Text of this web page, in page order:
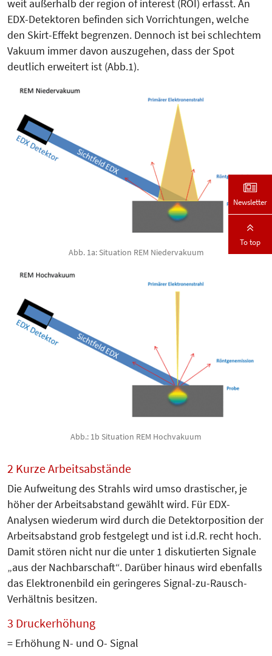
weit außerhalb der region of interest (ROI) erfasst. An
EDX-Detektoren befinden sich Vorrichtungen, welche
den Skirt-Effekt begrenzen. Dennoch ist bei schlechtem
Vakuum immer davon auszugehen, dass der Spot
deutlich erweitert ist (Abb.1).
Abb. 1a: Situation REM Niedervakuum
Abb.: 1b Situation REM Hochvakuum
2 Kurze Arbeitsabstände
Die Aufweitung des Strahls wird umso drastischer, je
höher der Arbeitsabstand gewählt wird. Für EDX-
Analysen wiederum wird durch die Detektorposition der
Arbeitsabstand grob festgelegt und ist i.d.R. recht hoch.
Damit stören nicht nur die unter 1 diskutierten Signale
„aus der Nachbarschaft“. Darüber hinaus wird ebenfalls
das Elektronenbild ein geringeres Signal-zu-Rausch-
Verhältnis besitzen.
3 Druckerhöhung
= Erhöhung N- und O- Signal
Newsletter
To top